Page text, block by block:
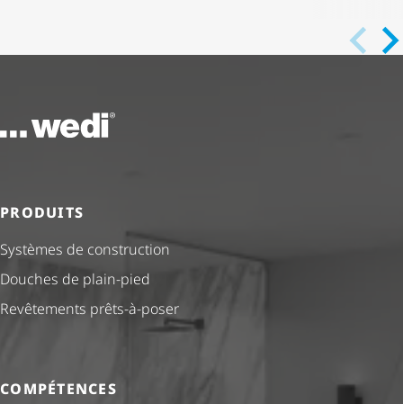
Vers la page d'accueil
PRODUITS
Systèmes de construction
Douches de plain-pied
Revêtements prêts-à-poser
COMPÉTENCES